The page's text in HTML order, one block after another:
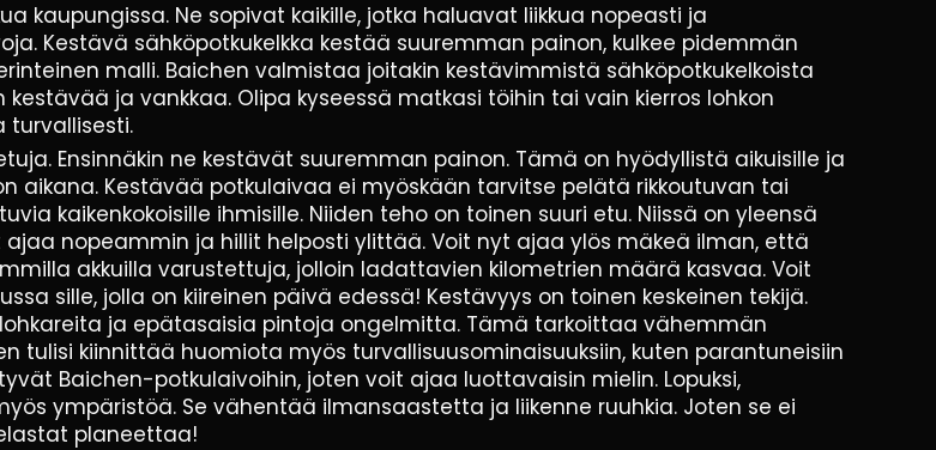
kaupungissa. Ne sopivat kaikille, jotka haluavat liikkua nopeasti ja
Kestävä sähköpotkukelkka kestää suuremman painon, kulkee pidemmän
malli. Baichen valmistaa joitakin kestävimmistä sähköpotkukelkoista
ja vankkaa. Olipa kyseessä matkasi töihin tai vain kierros lohkon
turvallisesti.
Ensinnäkin ne kestävät suuremman painon. Tämä on hyödyllistä aikuisille ja
aikana. Kestävää potkulaivaa ei myöskään tarvitse pelätä rikkoutuvan tai
kaikenkokoisille ihmisille. Niiden teho on toinen suuri etu. Niissä on yleensä
nopeammin ja hillit helposti ylittää. Voit nyt ajaa ylös mäkeä ilman, että
akkuilla varustettuja, jolloin ladattavien kilometrien määrä kasvaa. Voit
sille, jolla on kiireinen päivä edessä! Kestävyys on toinen keskeinen tekijä.
ja epätasaisia pintoja ongelmitta. Tämä tarkoittaa vähemmän
tulisi kiinnittää huomiota myös turvallisuusominaisuuksiin, kuten parantuneisiin
Baichen-potkulaivoihin, joten voit ajaa luottavaisin mielin. Lopuksi,
ympäristöä. Se vähentää ilmansaastetta ja liikenne ruuhkia. Joten se ei
planeettaa!